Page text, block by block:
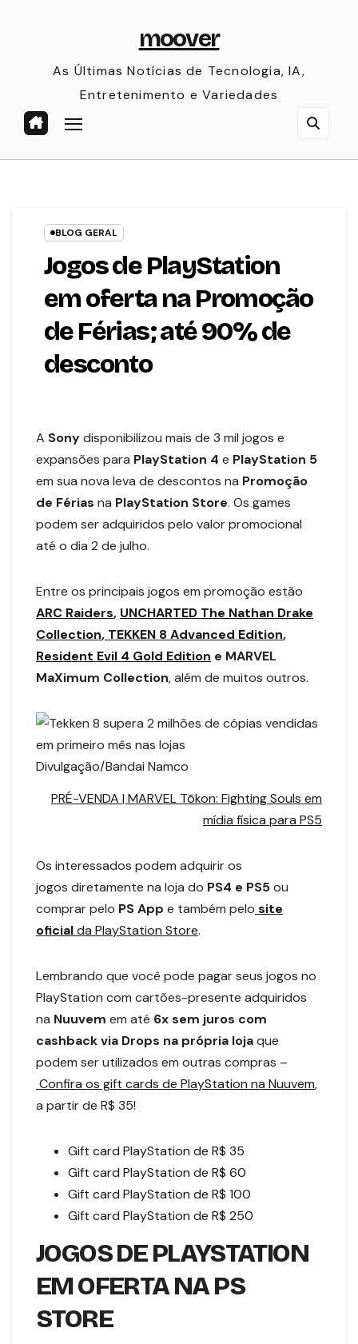
moover
As Últimas Notícias de Tecnologia, IA,
Entretenimento e Variedades
BLOG GERAL
Jogos de PlayStation
em oferta na Promoção
de Férias; até 90% de
desconto
A Sonydisponibilizou mais de 3 mil jogos e
expansões para PlayStation 4 e PlayStation 5
em sua nova leva de descontos na Promoção
de Férias na PlayStation Store. Os games
podem ser adquiridos pelo valor promocional
até o dia 2 de julho.
Entre os principais jogos em promoção estão
ARC Raiders, UNCHARTED The Nathan Drake
Collection, TEKKEN 8 Advanced Edition,
Resident Evil 4 Gold Edition e MARVEL
MaXimum Collection, além de muitos outros.
Divulgação/Bandai Namco
PRÉ-VENDA | MARVEL Tōkon: Fighting Souls em
mídia física para PS5
Os interessados podem adquirir os
jogos diretamente na loja do PS4 e PS5ou
comprar pelo PS App e também pelo site
oficialda PlayStation Store.
Lembrando que você pode pagar seus jogos no
PlayStation com cartões-presente adquiridos
na Nuuvem em até 6x sem juros com
cashback via Drops na própria lojaque
podem ser utilizados em outras compras –
Confira os gift cards de PlayStation na Nuuvem,
a partir de R$ 35!
Gift card PlayStation de R$ 35
Gift card PlayStation de R$ 60
Gift card PlayStation de R$ 100
Gift card PlayStation de R$ 250
JOGOS DE PLAYSTATION
EM OFERTA NA PS
STORE